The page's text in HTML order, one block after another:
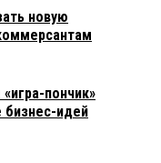
новую
пончик»
бизнес-идей